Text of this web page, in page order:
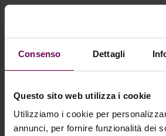
Consenso Dettagli
Questo sito web utilizza i cookie
Utilizziamo i cookie per
annunci, per fornire funzionalità dei
Welcome – be.WiQo
Welcome to
Our platform is exclusively for
professionals.